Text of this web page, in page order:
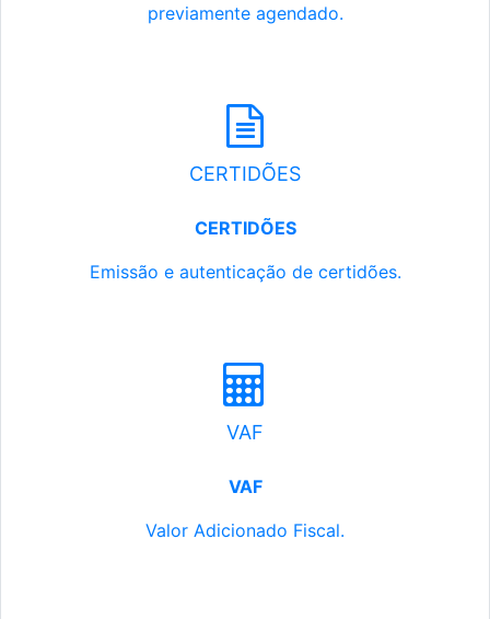
previamente agendado.
CERTIDÕES
CERTIDÕES
Emissão e autenticação de certidões.
VAF
VAF
Valor Adicionado Fiscal.